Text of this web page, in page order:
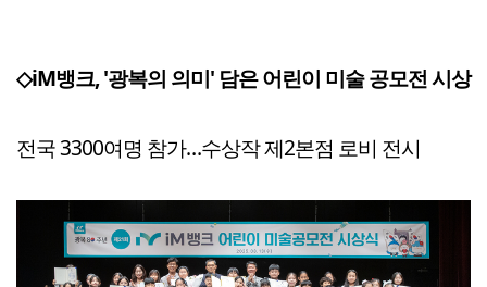
◇iM뱅크, '광복의 의미' 담은 어린이 미술 공모전 시상
전국 3300여명 참가…수상작 제2본점 로비 전시